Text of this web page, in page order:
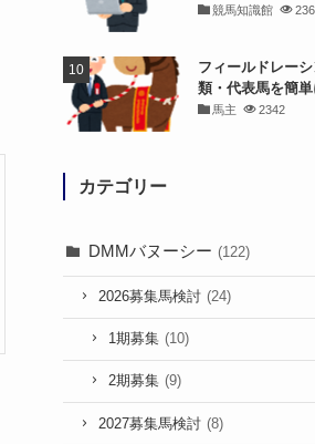
競馬知識館
フィールドレー
類・代表馬を簡単
馬主 2342
カテゴリー
DMMバヌーシー (122)
2026募集馬検討 (24)
1期募集 (10)
2期募集 (9)
2027募集馬検討 (8)